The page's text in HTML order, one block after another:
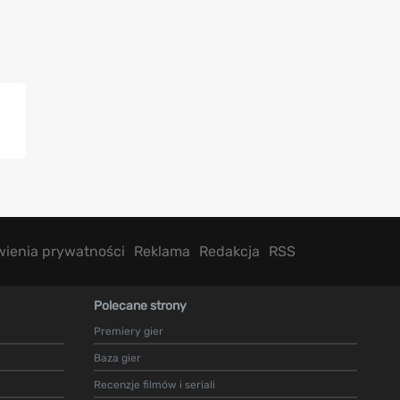
prywatności Reklama Redakcja RSS
Polecane strony
Premiery gier
Baza gier
Recenzje filmów i seriali